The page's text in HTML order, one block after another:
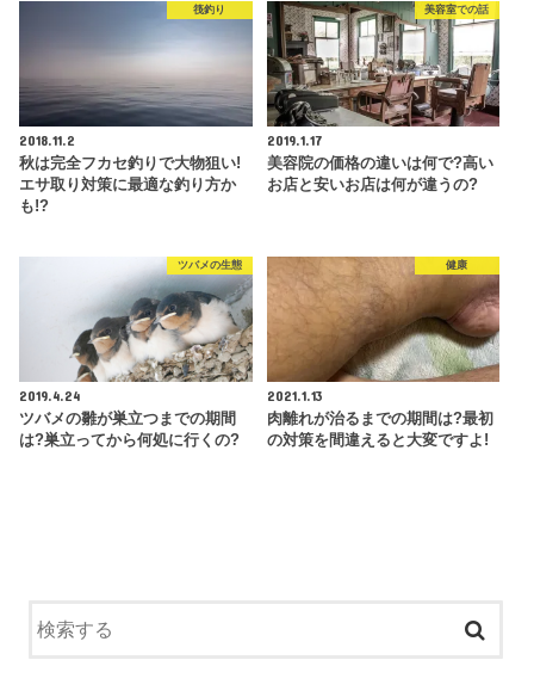
筏釣り
2018.11.2
秋は完全フカセ釣りで大物狙い!
エサ取り対策に最適な釣り方か
も!?
美容室での話
2019.1.17
美容院の価格の違いは何で?高い
お店と安いお店は何が違うの?
ツバメの生態
2019.4.24
ツバメの雛が巣立つまでの期間
は?巣立ってから何処に行くの?
健康
2021.1.13
肉離れが治るまでの期間は?最初
の対策を間違えると大変ですよ!